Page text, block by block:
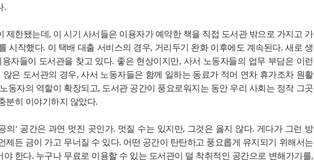
.
제한됐는데, 이 시기 사서들은 이용자가 예약한 책을 직접 도서관 밖으로 가지고 가
시작했다. 이 택배 대출 서비스의 경우, 거리두기 완화 이후에도 계속된다. 새로 생
자들이 도서관을 찾고 있다. 좋은 현상이지만, 사서 노동자들의 업무 부담은 이런
은 도서관의 경우, 사서 노동자들은 함께 일하는 동료가 적어 연차 휴가조차 원활
동자의 역할이 확장되고, 도서관 공간이 풍요로워지는 동안 우리 사회는 정작 그곳
분히 이야기하지 않았다.
의’ 공간은 과연 멋진 곳인가. 멋질 수는 있지만, 그것은 옳지 않다. 게다가 그런 방
제든 금이 가고 무너질 수 있다. 어떤 공간이 탄탄하고 풍요롭게 유지되기 위해서는
한다. 누구나 무료로 이용할 수 있는 도서관이 덜 착취적인 공간으로 변해가기를,